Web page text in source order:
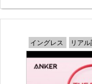
イングレス リア